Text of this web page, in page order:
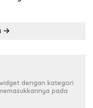
dengan kategori
pada